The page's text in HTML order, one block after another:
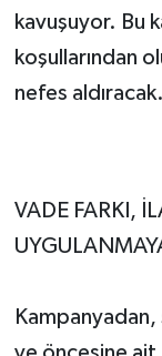
kavuşuyor. Bu
koşullarından
nefes aldıracak.
VADE FARKI,